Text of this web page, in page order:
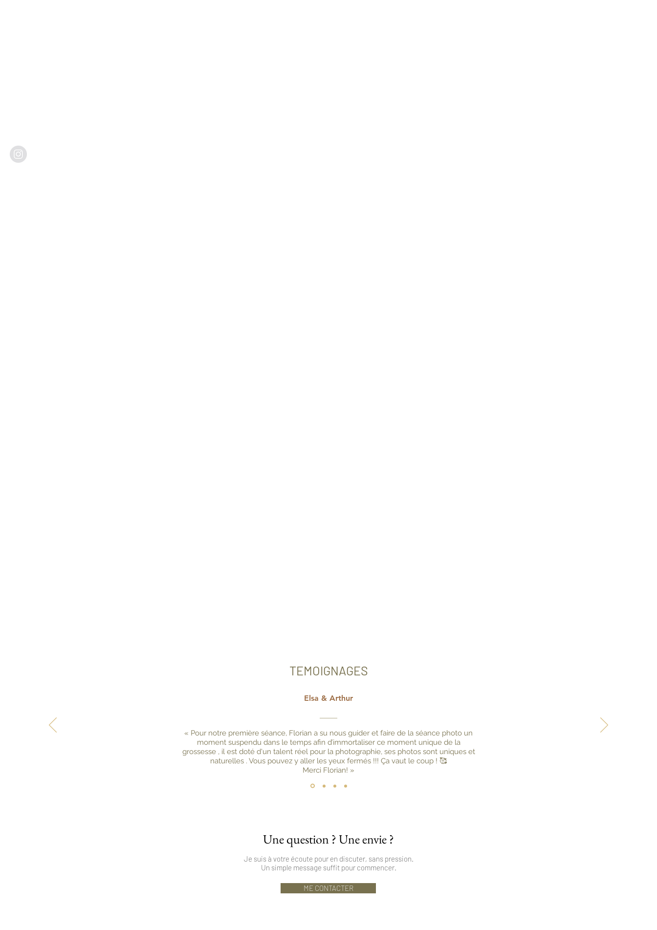
TEMOIGNAGES
Elsa & Arthur
« Pour notre première séance, Florian a su nous guider et faire de la séance photo un
moment suspendu dans le temps afin d’immortaliser ce moment unique de la
grossesse , il est doté d'un talent réel pour la photographie, ses photos sont uniques et
naturelles . Vous pouvez y aller les yeux fermés !!! Ça vaut le coup ! 🥰
Merci Florian! »
Une question ? Une envie ?
Je suis à votre écoute pour en discuter, sans pression.
Un simple message suffit pour commencer.
ME CONTACTER